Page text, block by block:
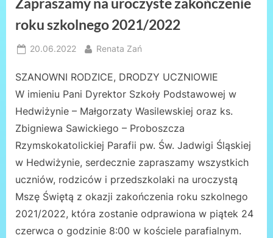
roku szkolnego 2021/2022
Posted
20.06.2022 By
Renata Zań
SZANOWNI RODZICE, DRODZY UCZNIOWIE
W imieniu Pani Dyrektor Szkoły Podstawowej w
Hedwiżynie – Małgorzaty Wasilewskiej oraz ks.
Zbigniewa Sawickiego – Proboszcza
Rzymskokatolickiej Parafii pw. Św. Jadwigi Śląskiej
w Hedwiżynie, serdecznie zapraszamy wszystkich
uczniów, rodziców i przedszkolaki na uroczystą
Mszę Świętą z okazji zakończenia roku szkolnego
2021/2022, która zostanie odprawiona w piątek 24
czerwca o godzinie 8:00 w kościele parafialnym.